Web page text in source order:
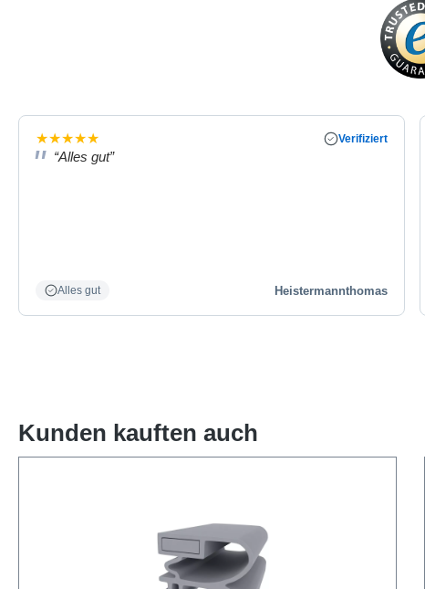
★★★★★ Verifiziert
“Alles gut”
Alles gut Heistermannthomas
Kunden kauften auch